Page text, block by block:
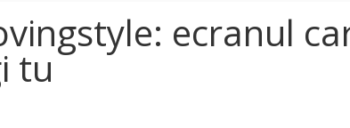
ecranul
tu